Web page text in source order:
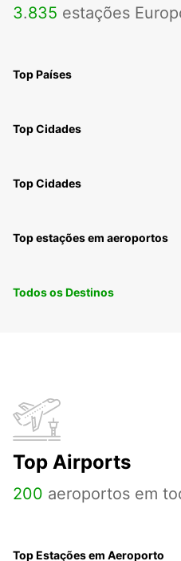
3.835 estações
Top Países
Top Cidades
Top Cidades
Top estações em aeroportos
Todos os Destinos
Top Airports
200 aeroportos em
Top Estações em Aeroporto